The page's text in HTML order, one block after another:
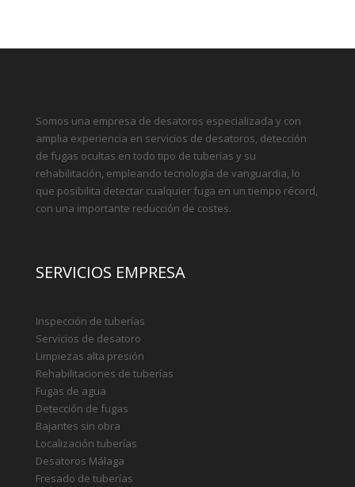
Somos una empresa de desatoros especializada y con
amplia experiencia en servicios de desatoros, detección
de fugas ocultas en todo tipo de tuberías y su
rehabilitación, empleando tecnología de vanguardia, lo
que posibilita detectar cualquier fuga en un tiempo récord,
con una importante reducción de costes.
SERVICIOS EMPRESA
Inspección de tuberías
Servicios de desatoro
Limpiezas alta presión
Rehabilitaciones de tuberías
Fugas de agua
Detección de fugas
Bajantes sin obra
Localización tuberías
Desatoros Málaga
Fresado de tuberías